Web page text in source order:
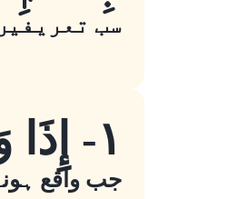
سب
١- إِذَا وَقَعَتِ الْوَاقِعَةُ
جب واقع